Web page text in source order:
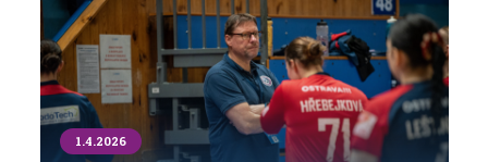
1.4.2026